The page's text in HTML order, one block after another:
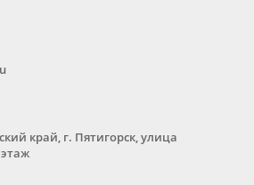
край, г. Пятигорск, улица